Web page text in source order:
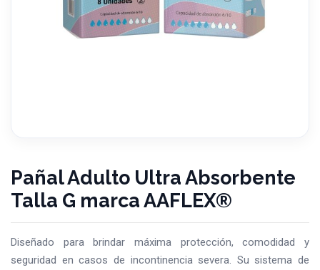
Pañal Adulto Ultra Absorbente
Talla G marca AAFLEX®
Diseñado para brindar máxima protección, comodidad y
seguridad en casos de incontinencia severa. Su sistema de